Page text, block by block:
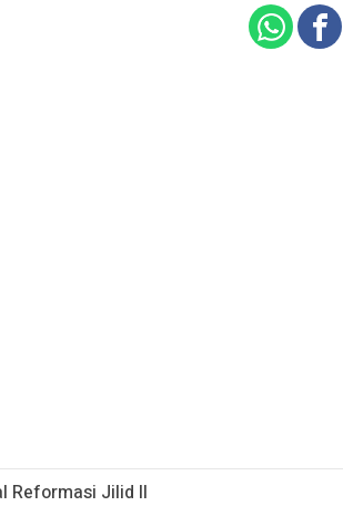
Reformasi Jilid II